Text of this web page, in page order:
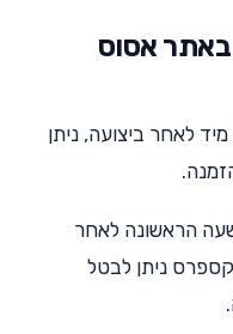
באתר אסוס
לאחר ביצועה, ניתן
הראשונה לאחר
ניתן לבטל